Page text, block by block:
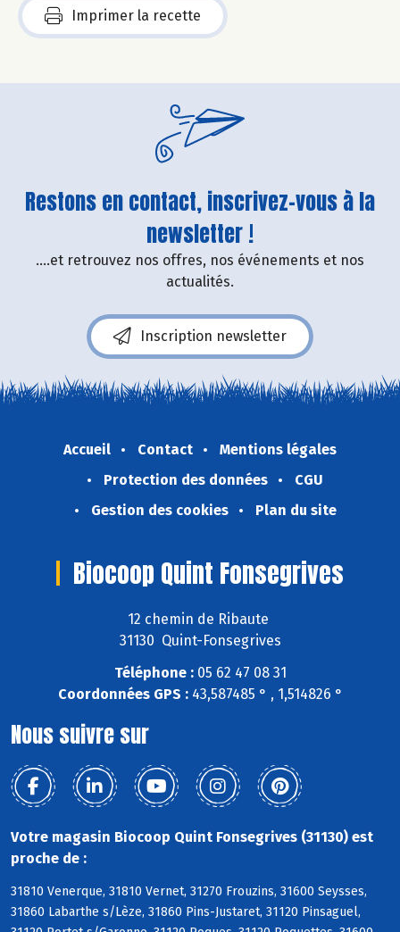
Imprimer la recette
Restons en contact, inscrivez-vous à la
newsletter !
....et retrouvez nos offres, nos événements et nos
actualités.
Inscription newsletter
Accueil Contact
Mentions légales
Protection des données
CGU
Gestion des cookies
Plan du site
Biocoop Quint Fonsegrives
12 chemin de Ribaute
31130 Quint-Fonsegrives
Téléphone :05 62 47 08 31
Coordonnées GPS :43,587485 ° , 1,514826 °
Nous suivre sur
Votre magasin Biocoop Quint Fonsegrives (31130) est
proche de :
31810 Venerque, 31810 Vernet, 31270 Frouzins, 31600 Seysses,
31860 Labarthe s/Lèze, 31860 Pins-Justaret, 31120 Pinsaguel,